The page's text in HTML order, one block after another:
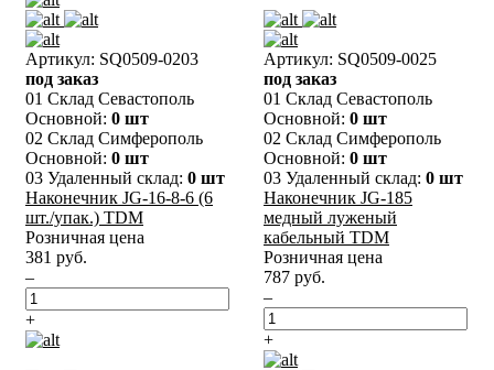
Артикул: SQ0509-0203
под заказ
01 Склад Севастополь
Основной: 0 шт
02 Склад Симферополь
Основной: 0 шт
03 Удаленный склад: 0 шт
Наконечник JG-16-8-6 (6
шт./упак.) TDM
Розничная цена
381 руб.
–
+
Артикул: SQ0509-0025
под заказ
01 Склад Севастополь
Основной: 0 шт
02 Склад Симферополь
Основной: 0 шт
03 Удаленный склад: 0 шт
Наконечник JG-185
медный луженый
кабельный TDM
Розничная цена
787 руб.
–
+